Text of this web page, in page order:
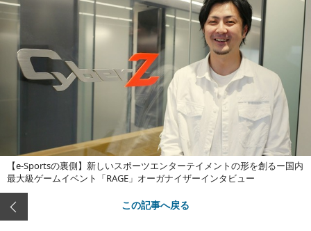
【e-Sportsの裏側】新しいスポーツエンターテイメントの形を創るー国内
最大級ゲームイベント「RAGE」オーガナイザーインタビュー
この記事へ戻る